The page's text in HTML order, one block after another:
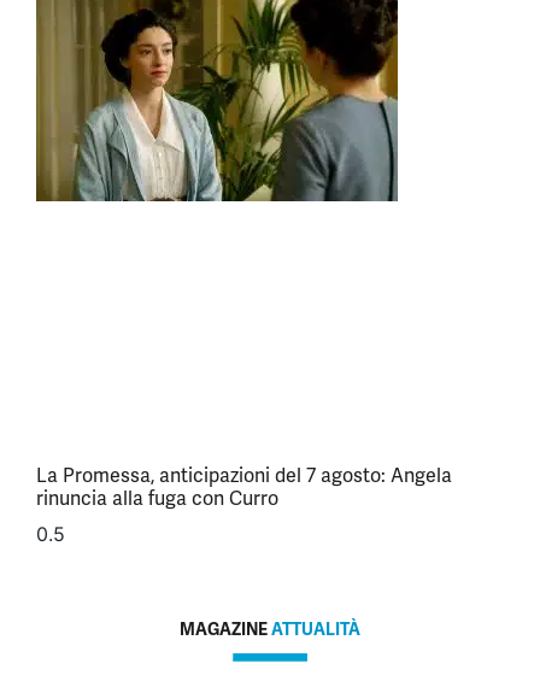
La Promessa, anticipazioni del 7 agosto: Angela
rinuncia alla fuga con Curro
MAGAZINEATTUALITÀ